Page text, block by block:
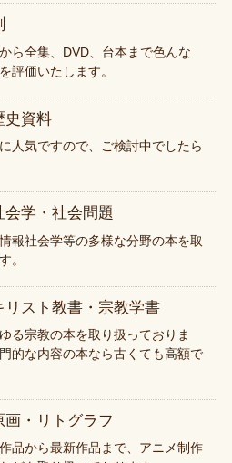
ら全集、DVD、台本まで色んな
評価いたします。
史資料
人気ですので、ご検討中でしたら
会学・社会問題
報社会学等の多様な分野の本を取
。
リスト教書・宗教学書
る宗教の本を取り扱っておりま
的な内容の本なら古くても高額で
画・リトグラフ
品から最新作品まで、アニメ制作